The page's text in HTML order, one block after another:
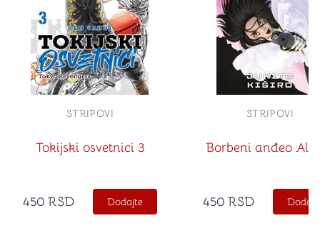
Tokijski osvetnici 3
STRIPOVI
450 RSD Dodajte
Borbeni anđeo
STRIPOVI
450 RSD